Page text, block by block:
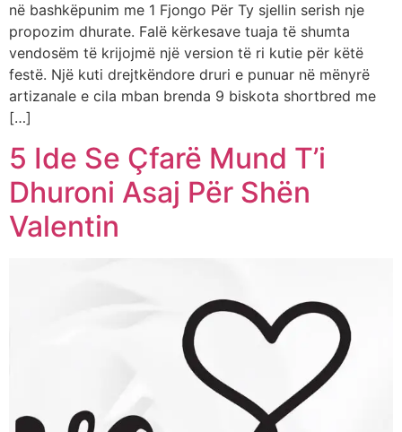
në bashkëpunim me 1 Fjongo Për Ty sjellin serish nje
propozim dhurate. Falë kërkesave tuaja të shumta
vendosëm të krijojmë një version të ri kutie për këtë
festë. Një kuti drejtkëndore druri e punuar në mënyrë
artizanale e cila mban brenda 9 biskota shortbred me
[…]
5 Ide Se Çfarë Mund T’i
Dhuroni Asaj Për Shën
Valentin